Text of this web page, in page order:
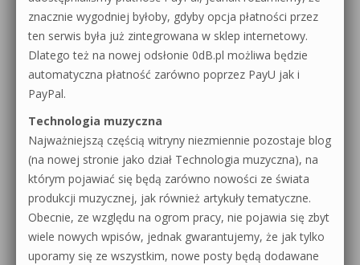
znacznie wygodniej byłoby, gdyby opcja płatności przez
ten serwis była już zintegrowana w sklep internetowy.
Dlatego też na nowej odsłonie 0dB.pl możliwa będzie
automatyczna płatność zarówno poprzez PayU jak i
PayPal.
Technologia muzyczna
Najważniejszą częścią witryny niezmiennie pozostaje blog
(na nowej stronie jako dział Technologia muzyczna), na
którym pojawiać się będą zarówno nowości ze świata
produkcji muzycznej, jak również artykuły tematyczne.
Obecnie, ze względu na ogrom pracy, nie pojawia się zbyt
wiele nowych wpisów, jednak gwarantujemy, że jak tylko
uporamy się ze wszystkim, nowe posty będą dodawane